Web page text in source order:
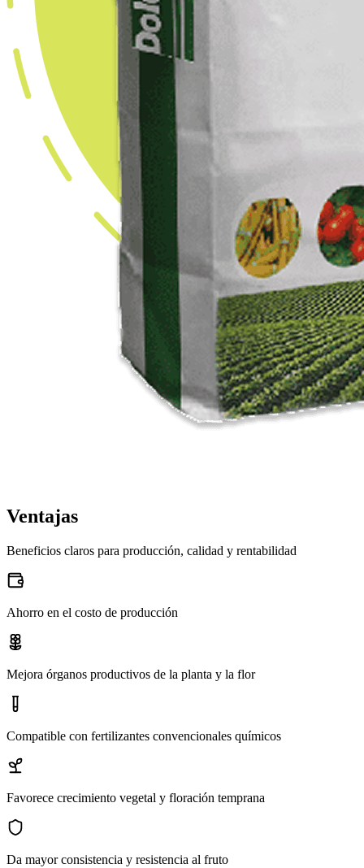
Ventajas
Beneficios claros para producción, calidad y rentabilidad
Ahorro en el costo de producción
Mejora órganos productivos de la planta y la flor
Compatible con fertilizantes convencionales químicos
Favorece crecimiento vegetal y floración temprana
Da mayor consistencia y resistencia al fruto